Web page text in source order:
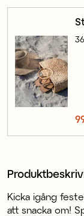
Kicka igång
att snacka om!